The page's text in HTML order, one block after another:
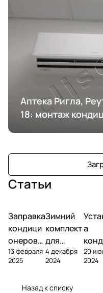
Аптека Ригла,
18: монтаж
Статьи
Заправка
кондици
онеров
фреоном
13 февраля
2025
Зимний
комплект
для
кондици
онера
4 декабря
2024
а
20
2024
Назад к списку